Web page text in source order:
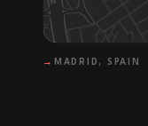
→ MADRID, SPAIN